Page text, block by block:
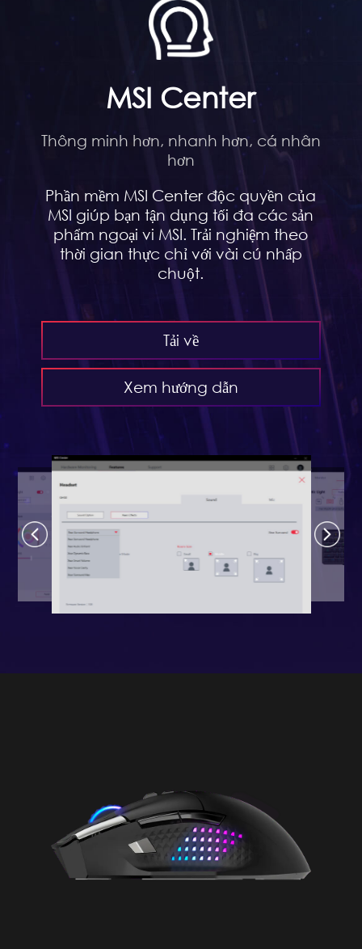
MSI Center
Thông minh hơn, nhanh hơn, cá nhân
hơn
Phần mềm MSI Center độc quyền của
MSI giúp bạn tận dụng tối đa các sản
phẩm ngoại vi MSI. Trải nghiệm theo
thời gian thực chỉ với vài cú nhấp
chuột.
Tải về
Xem hướng dẫn